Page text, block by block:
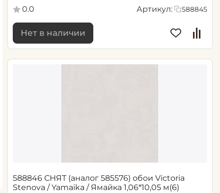
0.0 Артикул: 588845
Нет в наличии
588846 СНЯТ (аналог 585576) обои Victoria
Stenova / Yamaika / Ямайка 1,06*10,05 м(6)